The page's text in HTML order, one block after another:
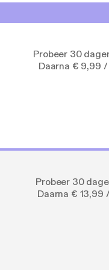
Probeer 30
Daarna € 9,99
Probeer 30
Daarna € 13,99